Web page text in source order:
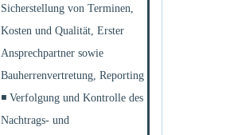
Sicherstellung von Terminen,
Kosten und Qualität, Erster
Ansprechpartner sowie
Bauherrenvertretung, Reporting
◾ Verfolgung und Kontrolle des
Nachtrags- und